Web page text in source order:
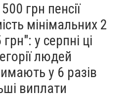
грн пенсії
мінімальних 2
у серпні ці
людей
у 6 разів
виплати